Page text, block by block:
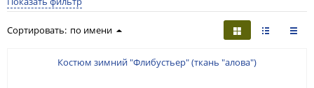
Сортировать: по имени
Костюм зимний "Флибустьер" (ткань "алова")